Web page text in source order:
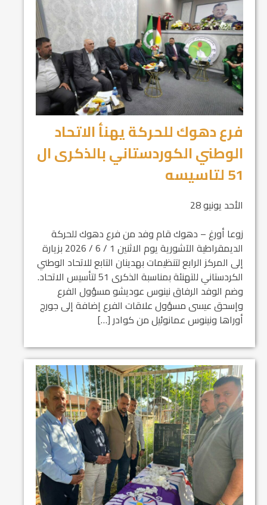
فرع دهوك للحركة يهنأ الاتحاد
الوطني الكوردستاني بالذكرى ال
51 لتاسيسه
الأحد يونيو 28
زوعا أورغ – دهوك قام وفد من فرع دهوك للحركة
الديمقراطية الآشورية يوم الاثنين 1 / 6 / 2026 بزيارة
إلى المركز الرابع لتنظيمات بهدينان التابع للاتحاد الوطني
الكردستاني للتهنئة بمناسبة الذكرى 51 لتأسيس الاتحاد.
وضم الوفد الرفاق نينوس عوديشو مسؤول الفرع
وإسحق عيسى مسؤول علاقات الفرع إضافة إلى جورج
أوراها ونينوس عمانوئيل من كوادر […]